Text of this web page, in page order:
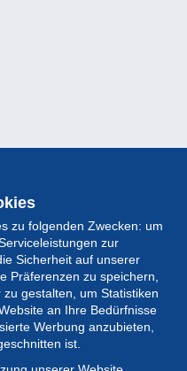
zu folgenden Zwecken: um
zur
Sicherheit auf unserer
Präferenzen zu speichern,
gestalten, um Statistiken
an Ihre Bedürfnisse
Werbung anzubieten,
ist.